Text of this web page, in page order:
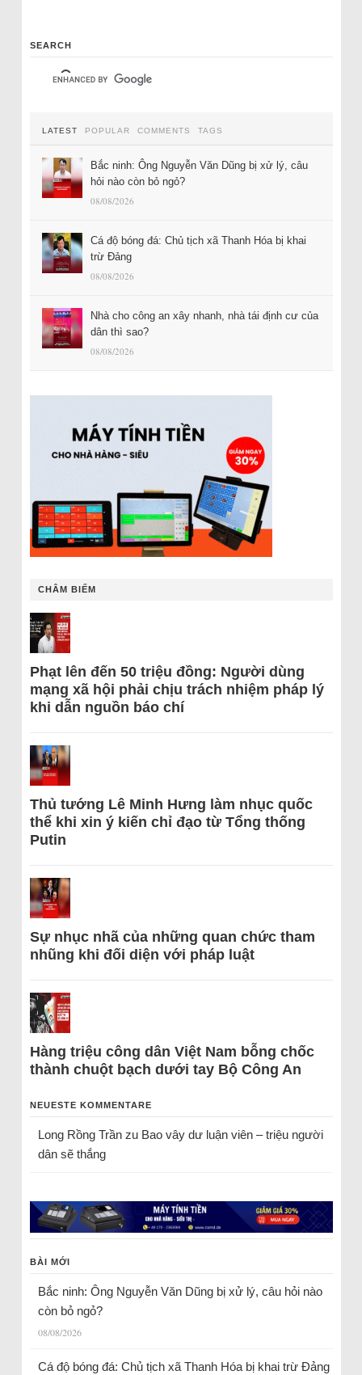
SEARCH
LATEST POPULAR COMMENTS TAGS
Bắc ninh: Ông Nguyễn Văn Dũng bị xử lý, câu
hỏi nào còn bỏ ngỏ?
08/08/2026
Cá độ bóng đá: Chủ tịch xã Thanh Hóa bị khai
trừ Đảng
08/08/2026
Nhà cho công an xây nhanh, nhà tái định cư của
dân thì sao?
08/08/2026
CHÂM BIẾM
Phạt lên đến 50 triệu đồng: Người dùng
mạng xã hội phải chịu trách nhiệm pháp lý
khi dẫn nguồn báo chí
Thủ tướng Lê Minh Hưng làm nhục quốc
thể khi xin ý kiến chỉ đạo từ Tổng thống
Putin
Sự nhục nhã của những quan chức tham
nhũng khi đối diện với pháp luật
Hàng triệu công dân Việt Nam bỗng chốc
thành chuột bạch dưới tay Bộ Công An
NEUESTE KOMMENTARE
Long Rồng Trầnzu Bao vây dư luận viên – triệu người
dân sẽ thắng
BÀI MỚI
Bắc ninh: Ông Nguyễn Văn Dũng bị xử lý, câu hỏi nào
còn bỏ ngỏ?
08/08/2026
Cá độ bóng đá: Chủ tịch xã Thanh Hóa bị khai trừ Đảng